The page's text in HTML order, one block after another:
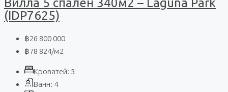
Вилла 5 спален 340м2 – Laguna Park
(IDP7625)
฿26 800 000
฿78 824/м2
Кроватей: 5
Ванн: 4